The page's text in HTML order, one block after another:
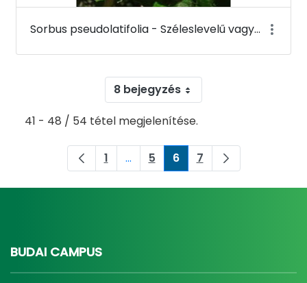
Sorbus pseudolatifolia - Széleslevelű vagy sárgáslevelű berkenye (termése) - Budai Arborétum
8 bejegyzés
41 - 48 / 54 tétel megjelenítése.
Oldal
1 ...Köztes oldalak Navigáljon a TAB
Oldal
5 Oldal
6 Oldal
7
BUDAI CAMPUS